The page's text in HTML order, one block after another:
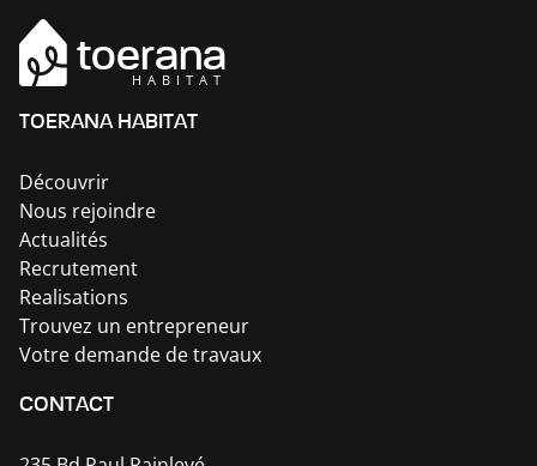
toerana
HABITAT
TOERANA HABITAT
Découvrir
Nous rejoindre
Actualités
Recrutement
Realisations
Trouvez un entrepreneur
Votre demande de travaux
CONTACT